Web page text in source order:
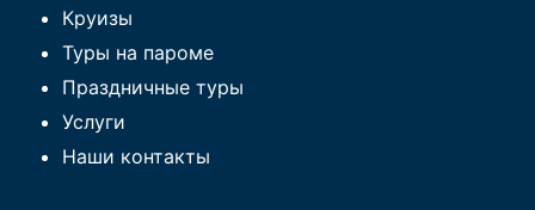
Круизы
Туры на пароме
Праздничные туры
Услуги
Наши контакты